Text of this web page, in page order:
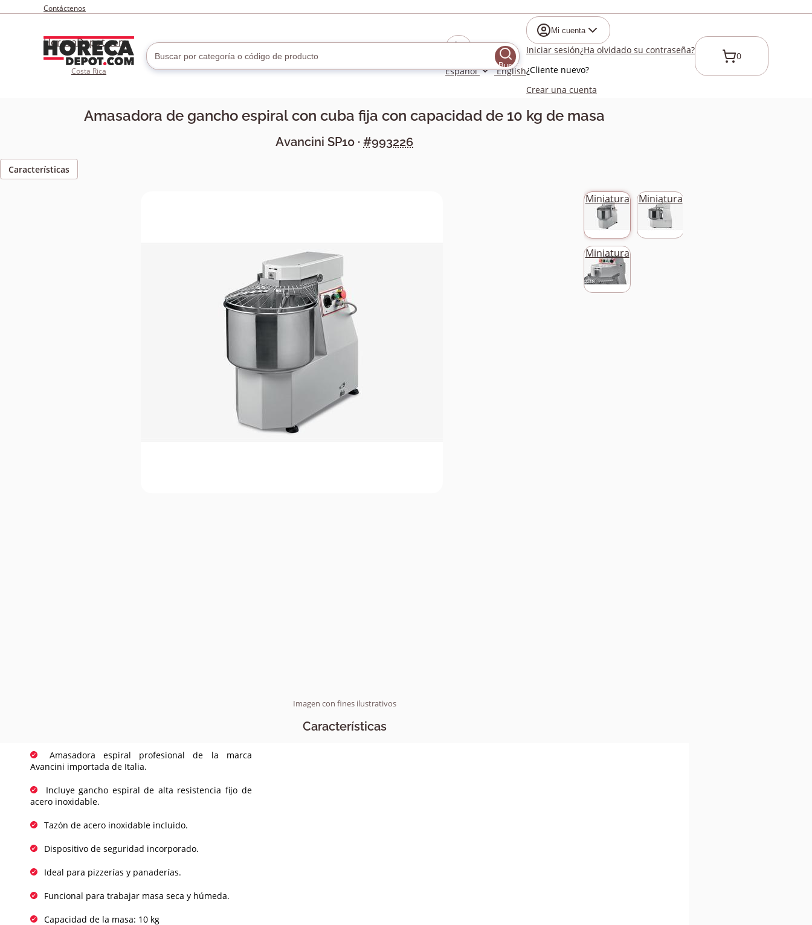
Contáctenos
HorecaDepot.com
Costa Rica
Buscar
Español English
Mi cuenta
Iniciar sesión¿Ha olvidado su contraseña?
¿Cliente nuevo?
Crear una cuenta
0
Amasadora de gancho espiral con cuba fija con capacidad de 10 kg de masa
Avancini SP10 · #993226
Características
Miniatura Miniatura
Miniatura
Imagen con fines ilustrativos
Características
Amasadora espiral profesional de la marca
Avancini importada de Italia.
Incluye gancho espiral de alta resistencia fijo de
acero inoxidable.
Tazón de acero inoxidable incluido.
Dispositivo de seguridad incorporado.
Ideal para pizzerías y panaderías.
Funcional para trabajar masa seca y húmeda.
Capacidad de la masa: 10 kg